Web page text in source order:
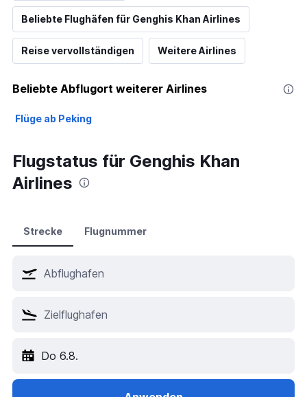
Beliebte Flughäfen für Genghis Khan Airlines
Reise vervollständigen Weitere Airlines
Beliebte Abflugort weiterer Airlines
Flüge ab Peking
Flugstatus für Genghis Khan
Airlines
Strecke Flugnummer
Do 6.8.